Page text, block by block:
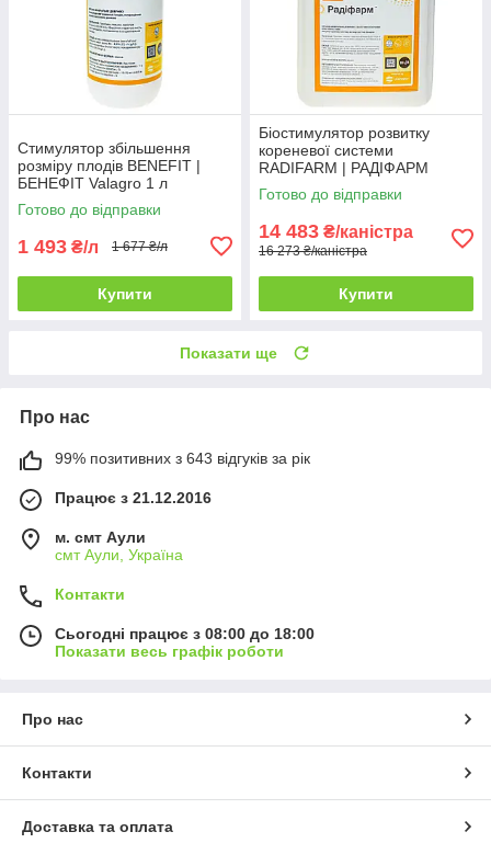
Стимулятор збільшення
розміру плодів BENEFIT |
БЕНЕФIТ Valagro 1 л
Готово до відправки
1 493 ₴/л 1 677 ₴/л
Купити
Біостимулятор розвитку
кореневої системи
RADIFARM | РАДІФАРМ
Valagro 10 л
Готово до відправки
14 483 ₴/каністра
16 273 ₴/каністра
Купити
Показати ще
Про нас
99% позитивних з 643 відгуків за рік
Працює з 21.12.2016
м. смт Аули
смт Аули, Україна
Контакти
Сьогодні працює з 08:00 до 18:00
Показати весь графік роботи
Про нас
Контакти
Доставка та оплата